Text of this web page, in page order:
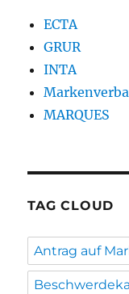
ECTA
GRUR
INTA
MARQUES
TAG CLOUD
Antrag auf